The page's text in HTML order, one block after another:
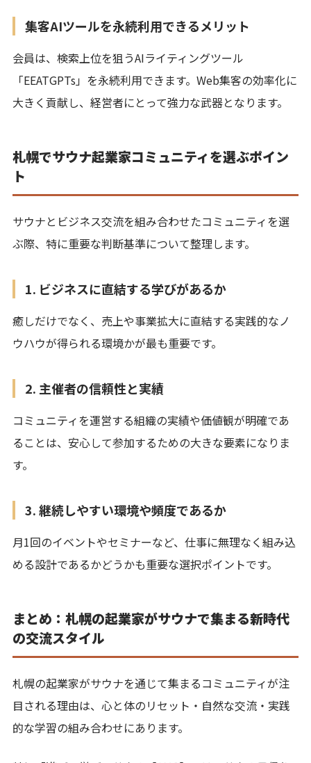
集客AIツールを永続利用できるメリット
会員は、検索上位を狙うAIライティングツール
「EEATGPTs」を永続利用できます。Web集客の効率化に
大きく貢献し、経営者にとって強力な武器となります。
札幌でサウナ起業家コミュニティを選ぶポイン
ト
サウナとビジネス交流を組み合わせたコミュニティを選
ぶ際、特に重要な判断基準について整理します。
1. ビジネスに直結する学びがあるか
癒しだけでなく、売上や事業拡大に直結する実践的なノ
ウハウが得られる環境かが最も重要です。
2. 主催者の信頼性と実績
コミュニティを運営する組織の実績や価値観が明確であ
ることは、安心して参加するための大きな要素になりま
す。
3. 継続しやすい環境や頻度であるか
月1回のイベントやセミナーなど、仕事に無理なく組み込
める設計であるかどうかも重要な選択ポイントです。
まとめ：札幌の起業家がサウナで集まる新時代
の交流スタイル
札幌の起業家がサウナを通じて集まるコミュニティが注
目される理由は、心と体のリセット・自然な交流・実践
的な学習の組み合わせにあります。